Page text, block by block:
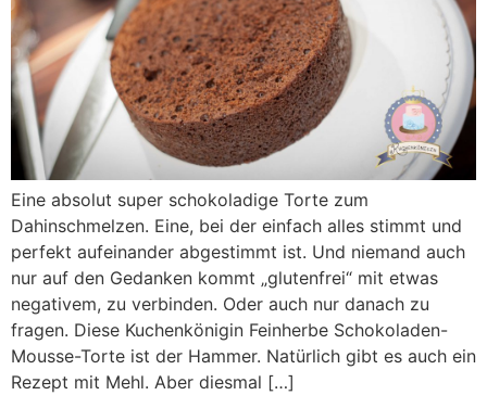
Eine absolut super schokoladige Torte zum
Dahinschmelzen. Eine, bei der einfach alles stimmt und
perfekt aufeinander abgestimmt ist. Und niemand auch
nur auf den Gedanken kommt „glutenfrei“ mit etwas
negativem, zu verbinden. Oder auch nur danach zu
fragen. Diese Kuchenkönigin Feinherbe Schokoladen-
Mousse-Torte ist der Hammer. Natürlich gibt es auch ein
Rezept mit Mehl. Aber diesmal […]